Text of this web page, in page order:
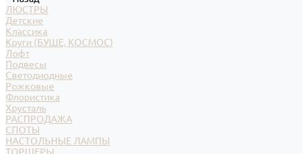
ЛЮСТРЫ
Детские
Классика
Круги (БУШЕ, КОСМОС)
Лофт
Подвесы
Светодиодные
Рожковые
Флористика
Хрусталь
РАСПРОДАЖА
СПОТЫ
НАСТОЛЬНЫЕ ЛАМПЫ